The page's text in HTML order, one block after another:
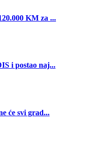
KM za ...
i postao naj...
će svi grad...